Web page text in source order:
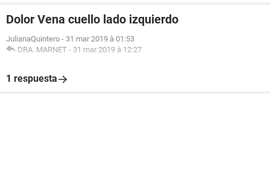
Dolor Vena cuello lado izquierdo
JulianaQuintero - 31 mar 2019 à 01:53
DRA. MARNET - 31 mar 2019 à 12:27
1 respuesta